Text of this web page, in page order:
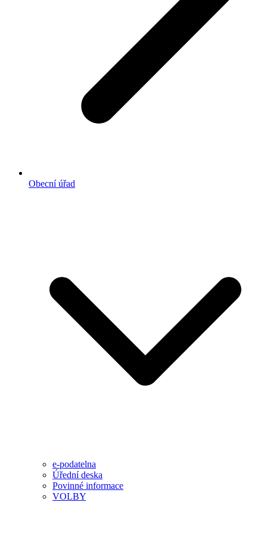
Obecní úřad
e-podatelna
Úřední deska
Povinné informace
VOLBY